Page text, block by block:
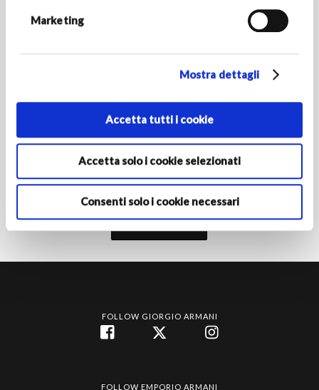
Marketing
Mostra dettagli
Accetta tutti i cookie
Accetta solo i cookie selezionati
Consenti solo i cookie necessari
Attivando l'iscrizione dichiari di avere almeno 16 anni e
autorizzi le Società del Gruppo Armani al trattamento dei tuoi
comunicazioni di marketing come indicato nellainformativa
FOLLOW GIORGIO ARMANI
FOLLOW EMPORIO ARMANI